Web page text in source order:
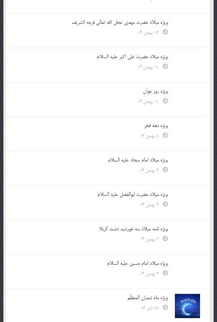
ویژه میلاد حضرت مهدی عجل الله تعالی فرجه الشريف
ویژه میلاد حضرت علی اکبر علیه السلام
ویژه روز جوان
ویژه دهه فجر
ویژه میلاد امام سجاد علیه السلام
ویژه میلاد حضرت ابوالفضل علیه السلام
ویژه نامه میلاد سه خورشید دشت کربلا
ویژه میلاد امام حسین علیه السلام
ویژه ماه شعبان المعظّم